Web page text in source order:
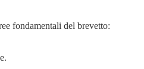
fondamentali del brevetto: